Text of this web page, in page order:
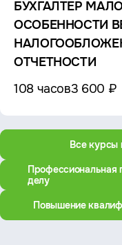
БУХГАЛТЕР
ОСОБЕННОСТИ
ОТЧЕТНОСТИ
108 часов3 600 ₽
Все курсы
Профессиональная
делу
Повышение